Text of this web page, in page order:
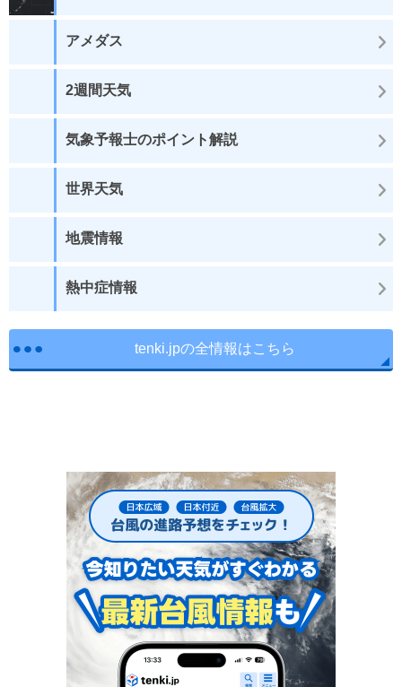
アメダス
2週間天気
気象予報士のポイント解説
世界天気
地震情報
熱中症情報
tenki.jpの全情報はこちら